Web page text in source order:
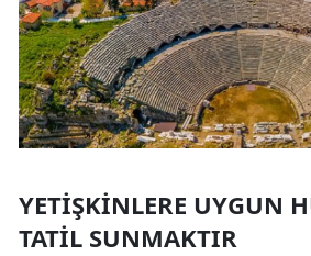
YETIŞKINLERE UYGUN
TATIL SUNMAKTIR